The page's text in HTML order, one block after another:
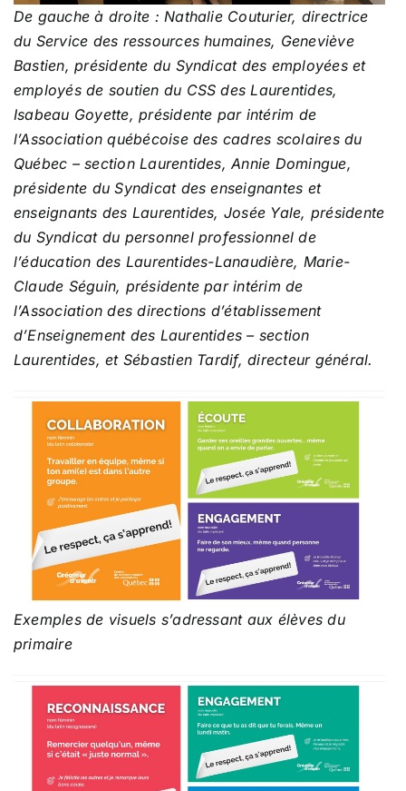
Actualités
Références et documentation
De gauche à droite : Nathalie Couturier, directrice
du Service des ressources humaines, Geneviève
Bastien, présidente du Syndicat des employées et
employés de soutien du CSS des Laurentides,
Isabeau Goyette, présidente par intérim de
l’Association québécoise des cadres scolaires du
Québec – section Laurentides, Annie Domingue,
présidente du Syndicat des enseignantes et
enseignants des Laurentides, Josée Yale, présidente
du Syndicat du personnel professionnel de
l’éducation des Laurentides-Lanaudière, Marie-
Claude Séguin, présidente par intérim de
l’Association des directions d’établissement
d’Enseignement des Laurentides – section
Laurentides, et Sébastien Tardif, directeur général.
Exemples de visuels s’adressant aux élèves du
primaire